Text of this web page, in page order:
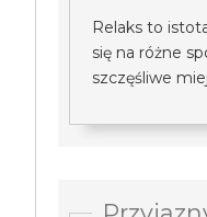
Relaks to
się na różne
szczęśliwe